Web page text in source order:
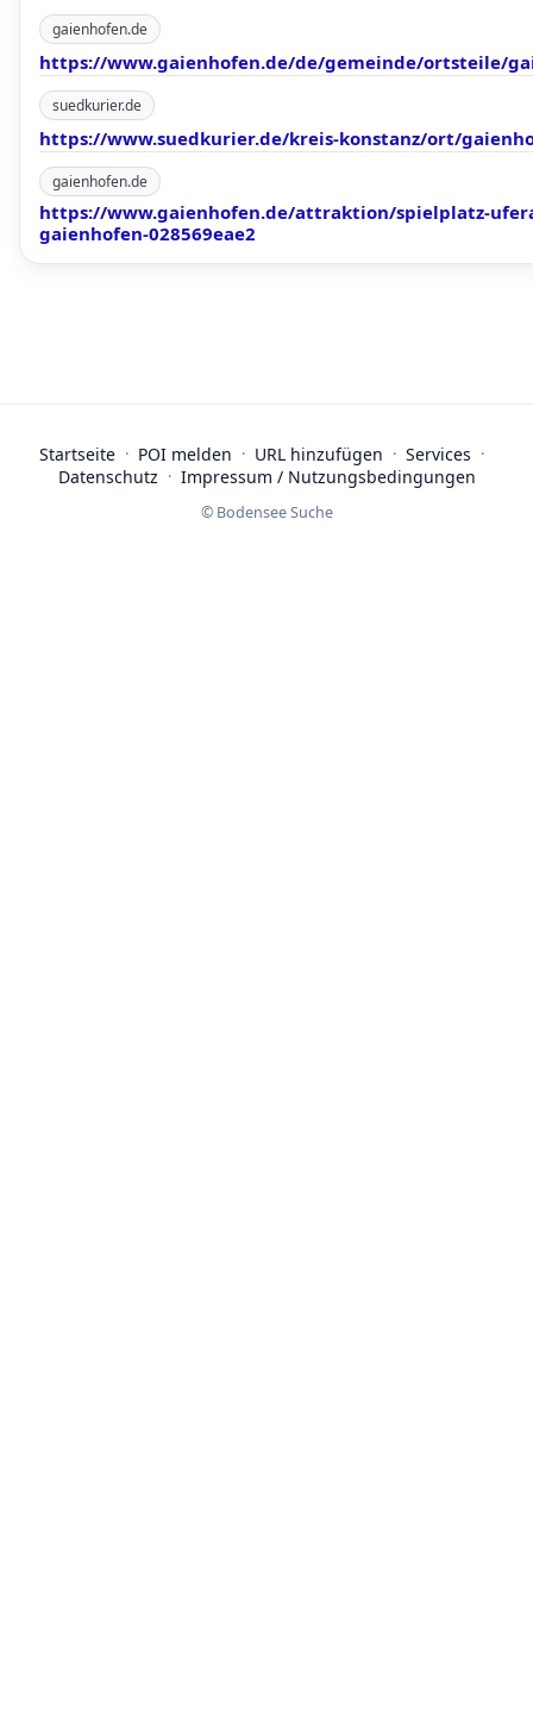
gaienhofen.de
https://www.gaienhofen.de/de/gemeinde/ortsteile/
suedkurier.de
https://www.suedkurier.de/kreis-konstanz/ort/
gaienhofen.de
https://www.gaienhofen.de/attraktion/spielplatz-
gaienhofen-028569eae2
Startseite · POI melden · URL hinzufügen · Services ·
Datenschutz · Impressum / Nutzungsbedingungen
© Bodensee Suche